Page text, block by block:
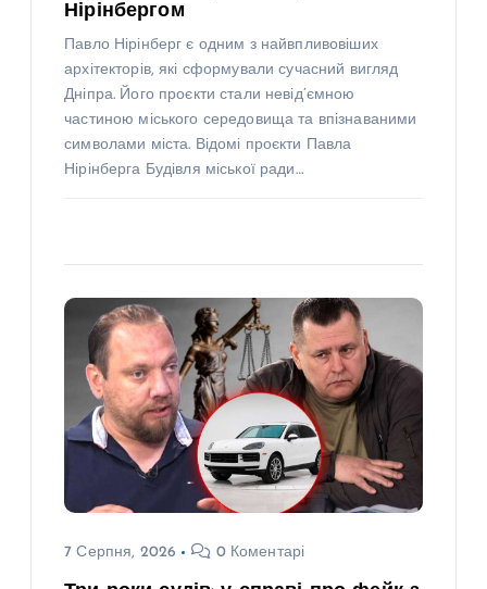
Нірінбергом
Павло Нірінберг є одним з найвпливовіших
архітекторів, які сформували сучасний вигляд
Дніпра. Його проєкти стали невід’ємною
частиною міського середовища та впізнаваними
символами міста. Відомі проєкти Павла
Нірінберга Будівля міської ради…
7 Серпня, 2026 0 Коментарі